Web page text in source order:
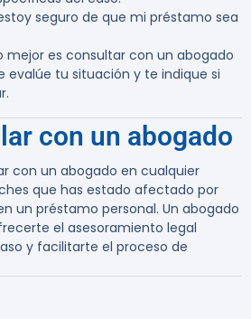
seguro de que mi préstamo sea
mejor es consultar con un abogado
evalúe tu situación y te indique si
con un abogado
con un abogado en cualquier
que has estado afectado por
un préstamo personal. Un abogado
el asesoramiento legal
y facilitarte el proceso de